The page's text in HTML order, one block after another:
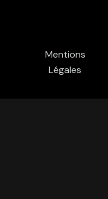
Mentions
Légales